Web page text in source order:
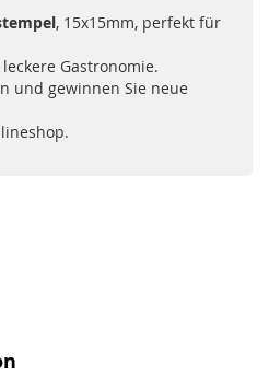
, 15x15mm, perfekt für
Gastronomie.
und gewinnen Sie neue